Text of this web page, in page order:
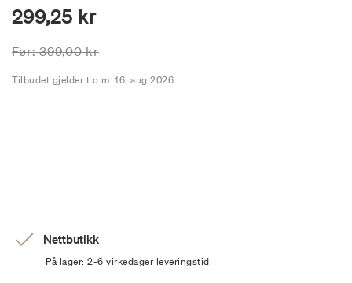
299,25 kr
Prisen er nedsatt fra
Før:399,00 krtil
Tilbudet gjelder t.o.m. 16. aug 2026.
Nettbutikk
På lager: 2-6 virkedager leveringstid